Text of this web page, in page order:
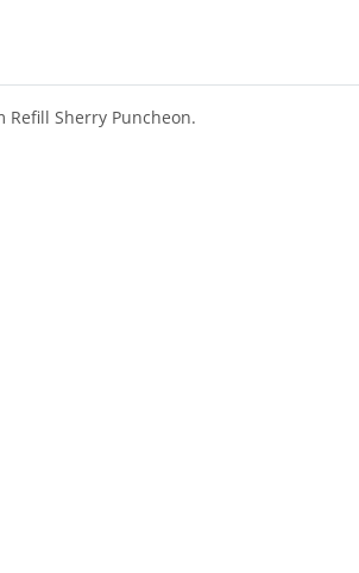
Refill Sherry Puncheon.